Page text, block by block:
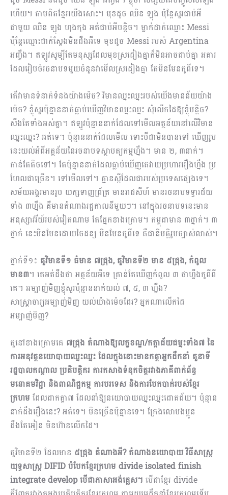
ហើយ។ តាមពិតខ្មែរយើងសោះ។ មុខដូច ឈិន ឡុង ប៉ុន្តែសួរជាប់អី
ជាមួយ ឈិន ឡុង ហុងកុង អត់ជាប់អីបន្តិច។ ម្នាក់ដាក់ឈ្មោះ Messi
ប៉ុន្តែឈ្មោះជាក់ស្តែងមិនដឹងអីទេ មុខដូច Messi របស់ Argentina
អញ្ចឹង។ ឥឡូវសូម្បីតែមនុស្សដែលមុខស្រដៀងគ្នាក៏មិនអាចជាប់គ្នា អគារ
ដែលរៀបចំរចនាបទមួយចំនួនវាមើលស្រដៀងគ្នា តែមិនមែនកូពីទេ។
តើវាមានទំនាក់ទំនងយ៉ាងម៉េច? វិមានឈ្នះឈ្នះរបស់យើងមានន័យយ៉ាង
ម៉េច? ខ្ញុំសួរប៉ុន្មាននាក់ធ្លាប់ឃើញវិ​មានឈ្នះឈ្នះ សុំលើកដៃឱ្យខ្ញុំបន្តិច?
សឹងតែទាំងអស់គ្នា។ ឥឡូវប៉ុន្មាននាក់ដែលទៅមើលអត្ថន័យនៅលើវិមាន
ឈ្នះឈ្នះ? អត់ទេ។ ប៉ុន្មាននាក់ដែលមើល ទោះបីជាមិនបានទៅ ឃើញរូប
នេះយល់អំពីអត្ថន័យនៃរចនាបទស្ថាបត្យកម្មហ្នឹង។ មាន ២, ៣នាក់។
កាន់តែតិចទៅ។ តែប៉ុន្មាននាក់ដែលធ្លាប់ឃើញគេវាយប្រហាររឿងហ្នឹង ប្រ​
ហែលជាច្រើន។ ទៅមើលទៅ។ គ្មានស្អីដែលជារបស់ប្រទេសផ្សេងទេ។
សម័យអង្គរមានរូប យក្សទាញព្រ័ត្រ មានរាជសីហ៍ មានរចនាបទទ្វារជ័យ
ទាំង ៣​​ហ្នឹង គឺមានតំណាងរជ្ជកាលនីមួយៗ។ នៅក្នុងរចនាបទនេះមាន
អនុស្សាវរីយ៍របស់វៀតណាម តែផ្នែកខាងក្រោម។ កម្ពុជាមាន ៣ថ្នាក់។ ៣
ថ្នាក់ នេះមិនមែនដោយចៃដន្យ មិនមែនកូពីទេ គឺជានិមត្តិរូបច្បាស់លាស់។
ថ្នាក់ទី១៖ តួវិមានទី១ ធំមាន ៧ជ្រុង, តួវិមានទី២ មាន ៥ជ្រុង, កំពូល
មាន៣។ គេអត់ដឹងថា អត្ថន័យអីទេ គ្រាន់តែឃើញកំពូល ៣ ថាហ្នឹងកូពីពី
គេ។ អម្បាញ់មិញខ្ញុំសួរប៉ុន្មាននាក់យល់ ៧, ៥, ៣ ហ្នឹង?
សាស្ត្រាចារ្យអម្បាញ់មិញ យល់យ៉ាងម៉េចដែរ? អ្នកណាលើកដៃ
អម្បាញ់មិញ?
តួនៅខាងក្រោមគេ ៧ជ្រុង តំណាងឱ្យលក្ខខណ្ឌ/កត្តាជ័យជម្នះទាំង៧ នៃ
ការអនុវត្តនយោបាយឈ្នះឈ្នះ ដែលក្នុងនោះមានកត្តាអ្នកដឹកនាំ តួនាទី
រដ្ឋបាលកណ្តាល ប្រតិបត្តិករ ការកសាងទំនុកចិត្តរវាងភាគីពាក់ព័ន្ធ
មនោគមវិជ្ជា និងពាណិជ្ជកម្ម ការបរទេស និងការបែកបាក់របស់ខ្មែរ
ក្រហមដែលជាកត្តា៧ ដែលនាំឱ្យនយោបាយឈ្នះឈ្នះជោគជ័យ។ ប៉ុន្មាន
នាក់ដឹងរឿងនេះ? អត់ទេ។ មិនច្រើនប៉ុន្មានទេ។ ក្រែងលោបងប្អូន
ដឹងតែអៀន មិនហ៊ានលើកដៃ។
តួវិមានទី២ ដែលមាន ៥ជ្រុង តំណាងអី? តំណាងនយោបាយ វិធីសាស្ត្រ
យុទ្ធសាស្ត្រDIFID បំបែកខ្មែរក្រហម divide isolated finish
integrate develop បើជាភាសាអង់គ្លេស។ បើជាខ្មែរ divide